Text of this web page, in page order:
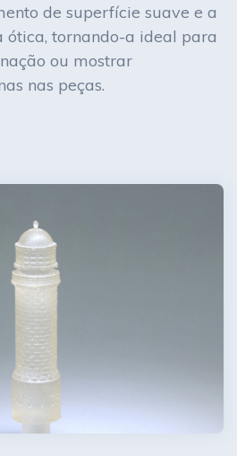
de superfície suave e a
ótica, tornando-a ideal para
ou mostrar
nas peças.